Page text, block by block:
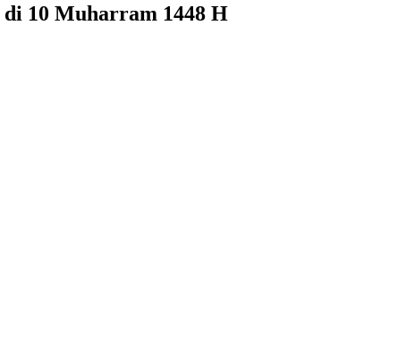
di 10 Muharram 1448 H